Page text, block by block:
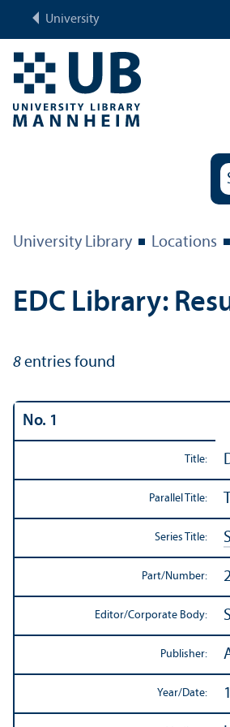
University
University Library Locations
EDC Library:
8 entries found
No. 1
Title:
Parallel Title:
Series Title:
Part/Number:
Editor/Corporate Body:
Publisher:
Year/Date: